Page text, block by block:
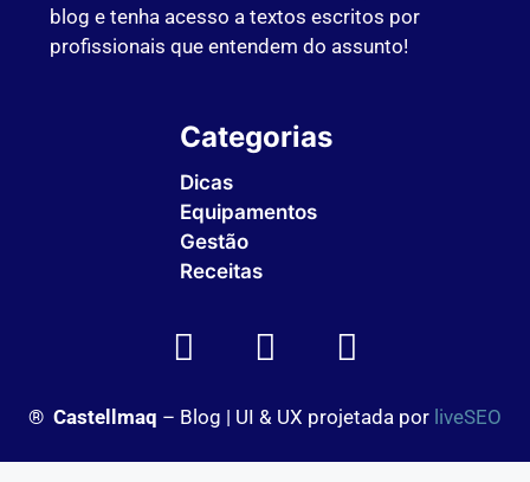
blog e tenha acesso a textos escritos por
profissionais que entendem do assunto!
Categorias
Dicas
Equipamentos
Gestão
Receitas
® Castellmaq – Blog | UI & UX projetada por liveSEO